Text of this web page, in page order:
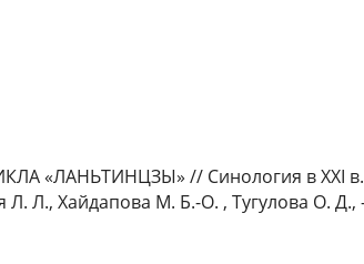
// Синология в XXI
Л., Хайдапова М. Б.-О. , Тугулова О.